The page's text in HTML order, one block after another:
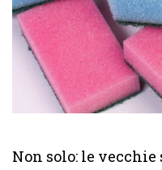
Non solo: le vecchie